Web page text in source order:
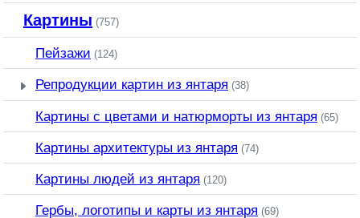
Картины (757)
Пейзажи (124)
Репродукции картин из янтаря (38)
Картины с цветами и натюрморты из янтаря (65)
Картины архитектуры из янтаря (74)
Картины людей из янтаря (120)
Гербы, логотипы и карты из янтаря (69)